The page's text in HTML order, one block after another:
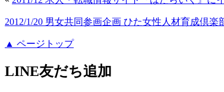
2012/1/20 男女共同参画企画 ひた女性人材育成倶
▲ ページトップ
LINE友だち追加